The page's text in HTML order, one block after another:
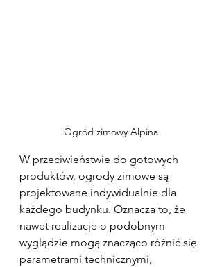
Ogród zimowy Alpina
W przeciwieństwie do gotowych
produktów, ogrody zimowe są
projektowane indywidualnie dla
każdego budynku. Oznacza to, że
nawet realizacje o podobnym
wyglądzie mogą znacząco różnić się
parametrami technicznymi,